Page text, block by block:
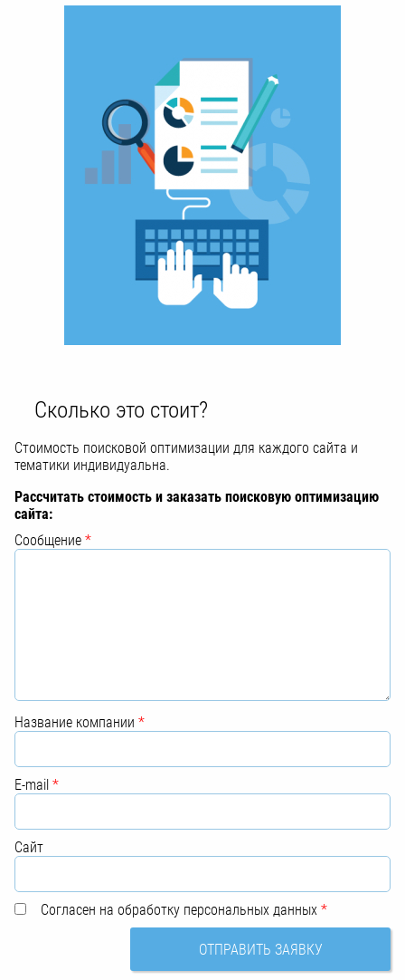
Сколько это стоит?
Стоимость поисковой оптимизации для каждого сайта и
тематики индивидуальна.
Рассчитать стоимость и заказать поисковую оптимизацию
сайта:
Сообщение *
Название компании *
E-mail *
Сайт
Согласен на обработку персональных данных *